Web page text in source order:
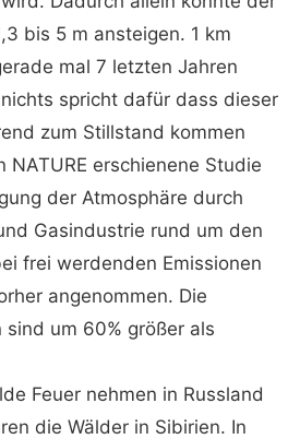
bis 5 m ansteigen. 1 km
mal 7 letzten Jahren
spricht dafür dass dieser
zum Stillstand kommen
NATURE erschienene Studie
der Atmosphäre durch
Gasindustrie rund um den
frei werdenden Emissionen
angenommen. Die
um 60% größer als
Feuer nehmen in Russland
die Wälder in Sibirien. In